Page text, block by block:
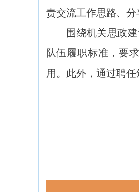
责交流工作思路、
围绕机关思政建
队伍履职标准，要
用。此外，通过聘